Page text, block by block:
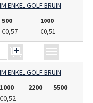
ENKEL GOLF BRUIN
500
1000
€0,57 €0,51
ENKEL GOLF BRUIN
1000 2200
5500
€0,52